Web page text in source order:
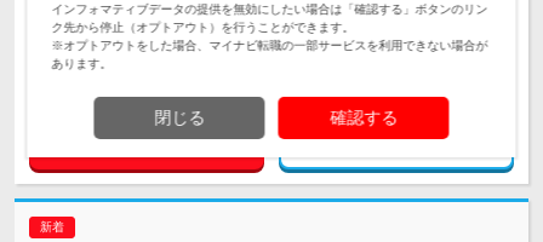
設立：2007年10月／従業員数：17,952人／本社所在
地：東京都
求人詳細を見る 気になる
インフォマティブデータの提供を無効にしたい場合は「確認する」ボタンのリン
ク先から停止（オプトアウト）を行うことができます。
※オプトアウトをした場合、マイナビ転職の一部サービスを利用できない場合が
あります。
閉じる 確認する